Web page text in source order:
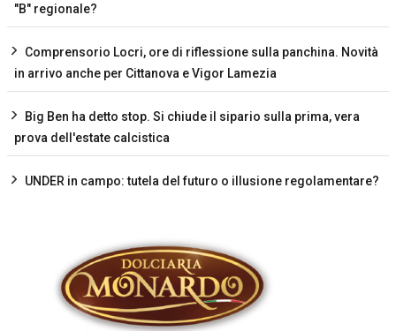
"B" regionale?
Comprensorio Locri, ore di riflessione sulla panchina. Novità
in arrivo anche per Cittanova e Vigor Lamezia
Big Ben ha detto stop. Si chiude il sipario sulla prima, vera
prova dell'estate calcistica
UNDER in campo: tutela del futuro o illusione regolamentare?